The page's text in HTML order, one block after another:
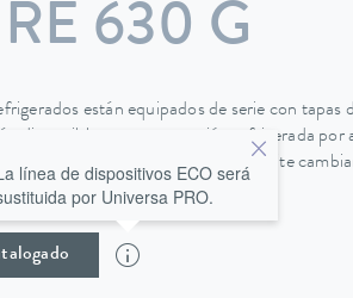
630 G
están equipados de serie con tapas
disponibles tanto en versión refrigerada por
la parte posterior de la unidad permite
fácil y segura.
línea de dispositivos ECO será
por Universa PRO.